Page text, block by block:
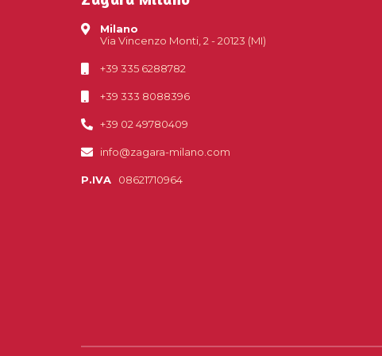
Milano
Via Vincenzo Monti, 2 - 20123 (MI)
+39 335 6288782
+39 333 8088396
+39 02 49780409
info@zagara-milano.com
P.IVA 08621710964